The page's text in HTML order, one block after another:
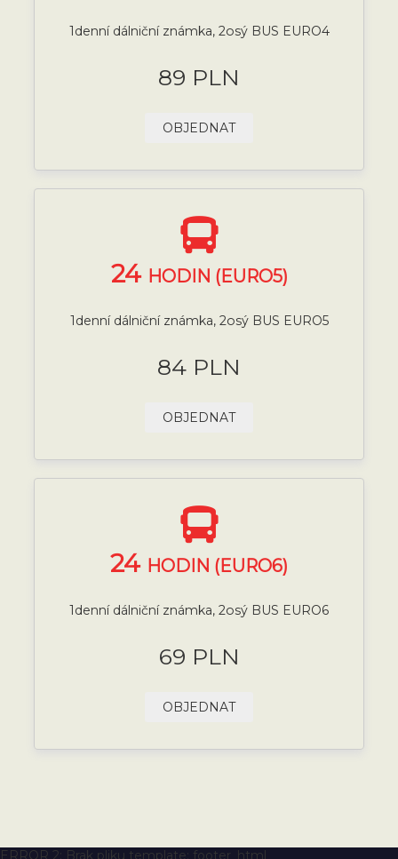
1denní dálniční známka, 2osý BUS EURO4
89 PLN
OBJEDNAT
24 HODIN (EURO5)
1denní dálniční známka, 2osý BUS EURO5
84 PLN
OBJEDNAT
24 HODIN (EURO6)
1denní dálniční známka, 2osý BUS EURO6
69 PLN
OBJEDNAT
ERROR 2: Brak pliku template: footer_html